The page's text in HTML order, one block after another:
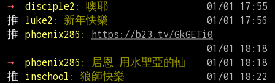
→
disciple2 : 噢耶
推
luke2 : 新年快樂
推
phoenix286 :
https://b23.tv/GkGETi0
→
phoenix286 : 居恩 用水聖亞的軸
推
inschool : 狼師快樂